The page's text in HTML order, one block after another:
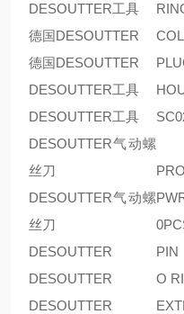
DESOUTTER工具
德国DESOUTTER
德国DESOUTTER
DESOUTTER工具
DESOUTTER工具
DESOUTTER气动螺
丝刀
DESOUTTER气动螺
丝刀
DESOUTTER
PIN
DESOUTTER
O
DESOUTTER